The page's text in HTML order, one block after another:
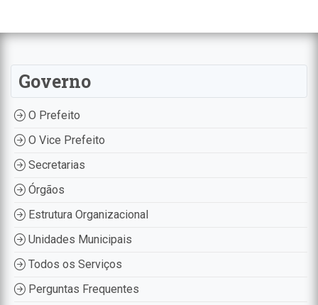
Governo
O Prefeito
O Vice Prefeito
Secretarias
Órgãos
Estrutura Organizacional
Unidades Municipais
Todos os Serviços
Perguntas Frequentes